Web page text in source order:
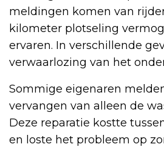
meldingen komen van
kilometer plotseling
ervaren. In verschillende
verwaarlozing van het
Sommige eigenaren
vervangen van alleen de
Deze reparatie kostte
en loste het probleem op